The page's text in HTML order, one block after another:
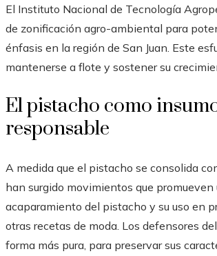
El Instituto Nacional de Tecnología
de zonificación agro-ambiental para
énfasis en la región de San Juan. Este
mantenerse a flote y sostener su
El pistacho como
responsable
A medida que el pistacho se consolida
han surgido movimientos que
acaparamiento del pistacho y su uso en
otras recetas de moda. Los defensores
forma más pura, para preservar sus